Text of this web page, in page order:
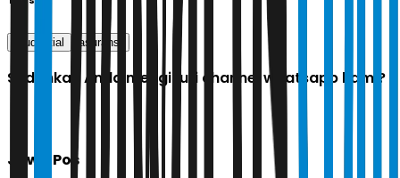
prudential asuransi
Sudahkah Anda mengikuti channel whatsapp kami?
Jawa Pos